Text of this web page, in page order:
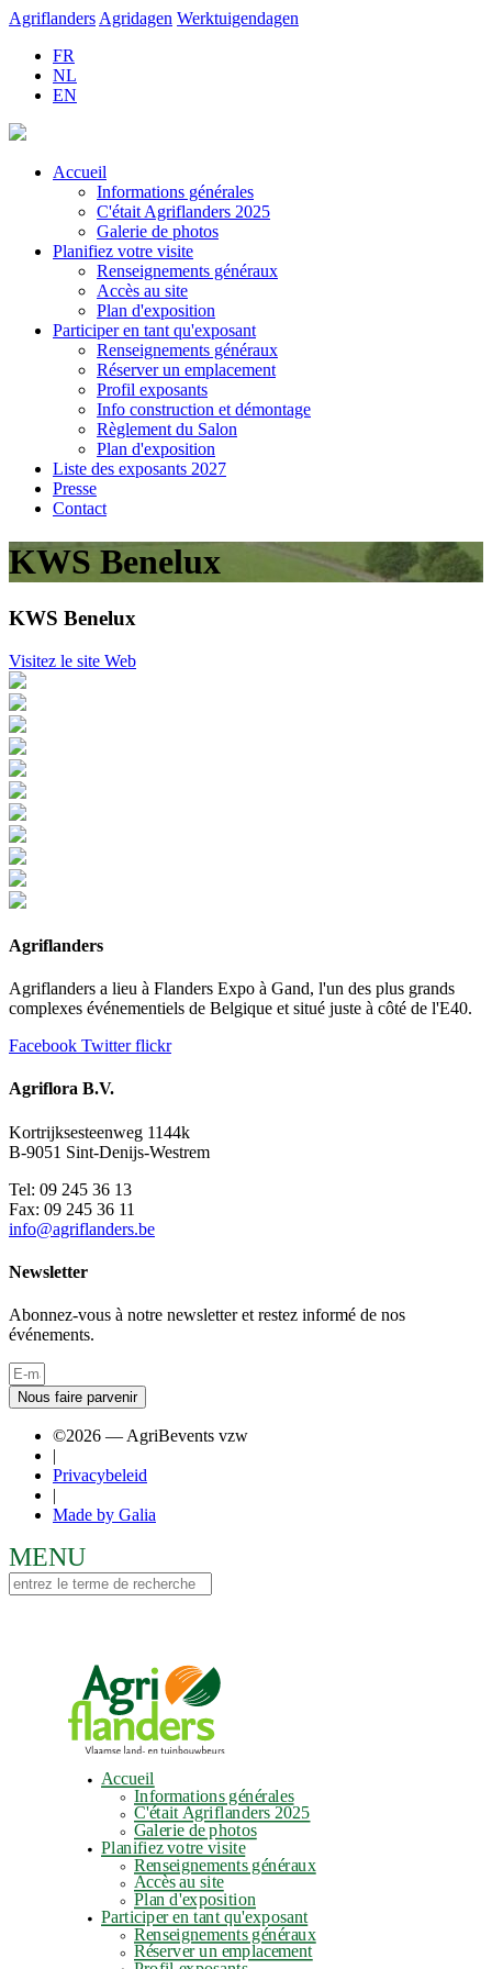
Agriflanders Agridagen Werktuigendagen
FR
NL
EN
Accueil
Informations générales
C'était Agriflanders 2025
Galerie de photos
Planifiez votre visite
Renseignements généraux
Accès au site
Plan d'exposition
Participer en tant qu'exposant
Renseignements généraux
Réserver un emplacement
Profil exposants
Info construction et démontage
Règlement du Salon
Plan d'exposition
Liste des exposants 2027
Presse
Contact
KWS Benelux
KWS Benelux
Visitez le site Web
Agriflanders
Agriflanders a lieu à Flanders Expo à Gand, l'un des plus grands
complexes événementiels de Belgique et situé juste à côté de l'E40.
Facebook Twitter flickr
Agriflora B.V.
Kortrijksesteenweg 1144k
B-9051 Sint-Denijs-Westrem
Tel: 09 245 36 13
Fax: 09 245 36 11
info@agriflanders.be
Newsletter
Abonnez-vous à notre newsletter et restez informé de nos
événements.
Nous faire parvenir
©2026 — AgriBevents vzw
|
Privacybeleid
|
Made by Galia
Accueil
Informations générales
C'était Agriflanders 2025
Galerie de photos
Planifiez votre visite
Renseignements généraux
Accès au site
Plan d'exposition
Participer en tant qu'exposant
Renseignements généraux
Réserver un emplacement